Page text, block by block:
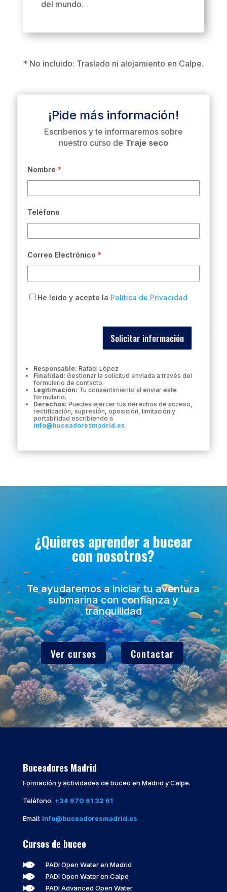
del mundo.
* No incluido: Traslado ni alojamiento en Calpe.
¡Pide más información!
Escríbenos y te informaremos sobre
nuestro curso de Traje seco
Nombre *
Teléfono
Correo Electrónico *
He leído y acepto la Política de Privacidad
Solicitar información
Responsable: Rafael López
Finalidad: Gestionar la solicitud enviada a través del
formulario de contacto.
Legitimación: Tu consentimiento al enviar este
formulario.
Derechos: Puedes ejercer tus derechos de acceso,
rectificación, supresión, oposición, limitación y
portabilidad escribiendo a
info@buceadoresmadrid.es
¿Quieres aprender a bucear
con nosotros?
Te ayudaremos a iniciar tu aventura
submarina con confianza y
tranquilidad
Ver cursos Contactar
Buceadores Madrid
Formación y actividades de buceo en Madrid y Calpe.
Teléfono: +34 670 61 32 61
Email: info@buceadoresmadrid.es
Cursos de buceo
 PADI Open Water en Madrid
 PADI Open Water en Calpe
 PADI Advanced Open Water